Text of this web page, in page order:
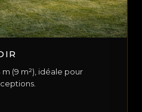
(9 m²), idéale pour